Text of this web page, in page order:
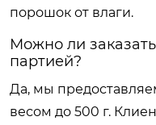
порошок от влаги.
Можно ли
партией?
Да, мы
весом до 500 г.